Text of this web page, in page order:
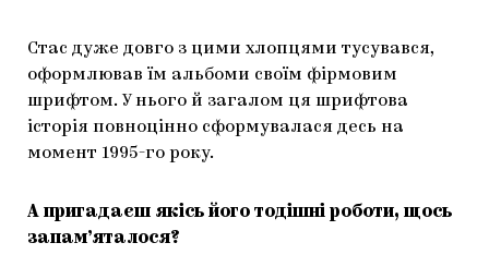
Стас дуже довго з цими хлопцями тусувався,
оформлював їм альбоми своїм фірмовим
шрифтом. У нього й загалом ця шрифтова
історія повноцінно сформувалася десь на
момент 1995-го року.
А пригадаєш якісь його тодішні роботи, щось
запам’яталося?